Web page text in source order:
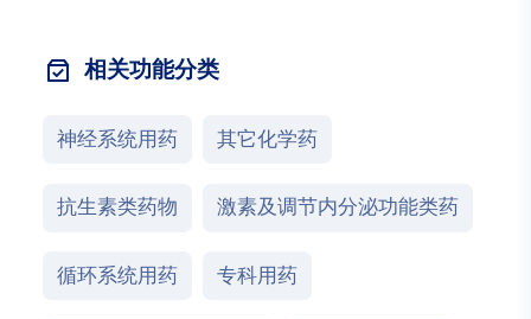
相关功能分类
神经系统用药 其它化学药
抗生素类药物 激素及调节内分泌功能类药
循环系统用药 专科用药